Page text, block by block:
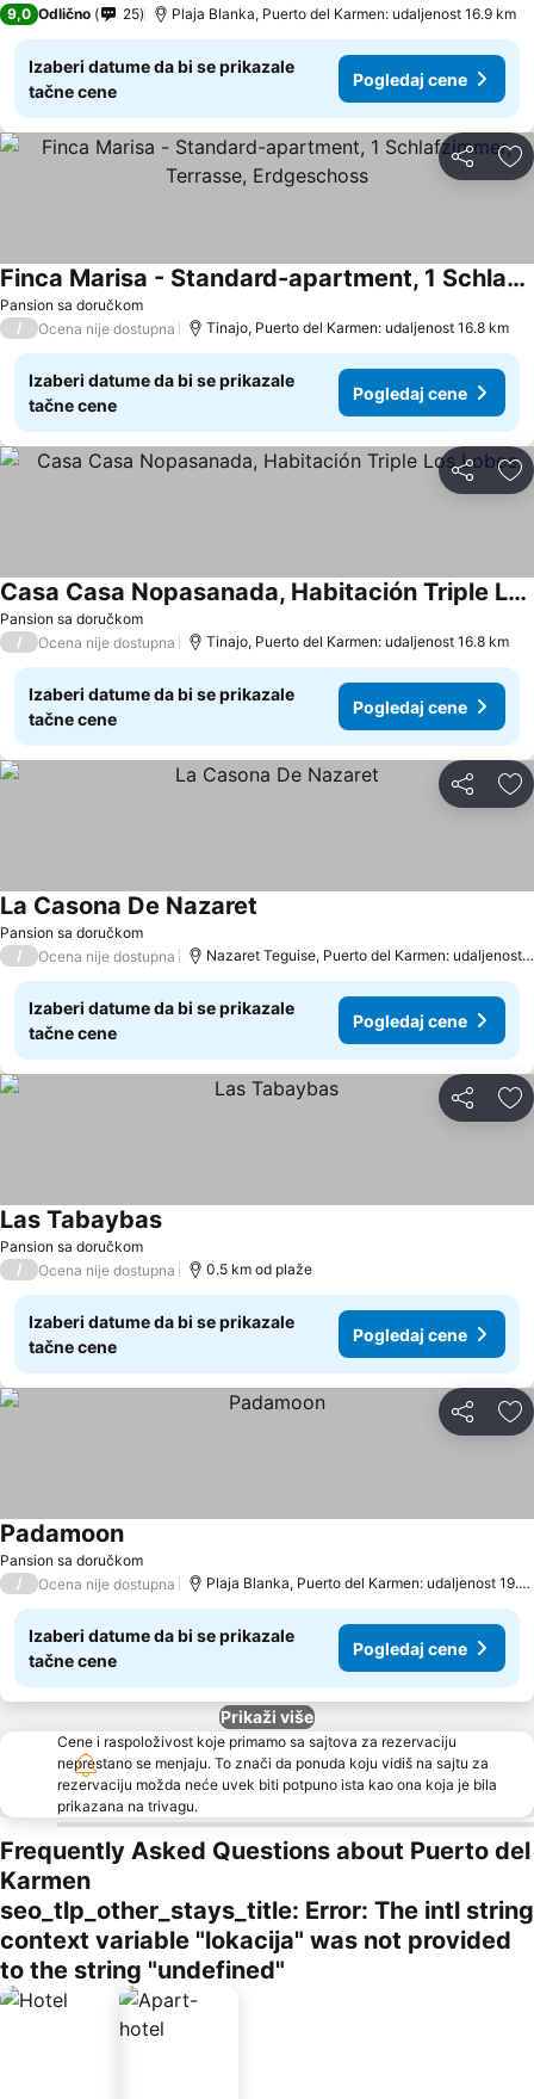
9,0 Odlično 25 Plaja Blanka, Puerto del Karmen: udaljenost 16.9 km
Izaberi datume da bi se prikazale
tačne cene
Pogledaj cene
Deli
Pansion sa doručkom
Finca Marisa - Standard-apartment, 1 Schlafzimmer, Terrasse, Erdgeschoss
/ Ocena nije dostupna Tinajo, Puerto del Karmen: udaljenost 16.8 km
Izaberi datume da bi se prikazale
tačne cene
Pogledaj cene
Deli
Pansion sa doručkom
Casa Casa Nopasanada, Habitación Triple Los Lobos
/ Ocena nije dostupna Tinajo, Puerto del Karmen: udaljenost 16.8 km
Izaberi datume da bi se prikazale
tačne cene
Pogledaj cene
Deli
Pansion sa doručkom
La Casona De Nazaret
/ Ocena nije dostupna Nazaret Teguise, Puerto del Karmen: udaljenost 17.4 km
Izaberi datume da bi se prikazale
tačne cene
Pogledaj cene
Deli
Pansion sa doručkom
Las Tabaybas
/ Ocena nije dostupna 0.5 km od plaže
Izaberi datume da bi se prikazale
tačne cene
Pogledaj cene
Deli
Pansion sa doručkom
Padamoon
/ Ocena nije dostupna Plaja Blanka, Puerto del Karmen: udaljenost 19.9 km
Izaberi datume da bi se prikazale
tačne cene
Pogledaj cene
Prikaži više
Cene i raspoloživost koje primamo sa sajtova za rezervaciju
neprestano se menjaju. To znači da ponuda koju vidiš na sajtu za
rezervaciju možda neće uvek biti potpuno ista kao ona koja je bila
prikazana na trivagu.
Frequently Asked Questions about Puerto del
Karmen
seo_tlp_other_stays_title: Error: The intl string
context variable "lokacija" was not provided
to the string "undefined"